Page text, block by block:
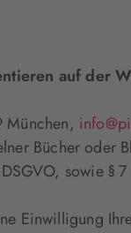
auf der
Bücher
sowie §
Einwilligung